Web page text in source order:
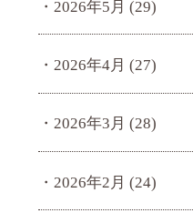
2026年5月 (29)
2026年4月 (27)
2026年3月 (28)
2026年2月 (24)